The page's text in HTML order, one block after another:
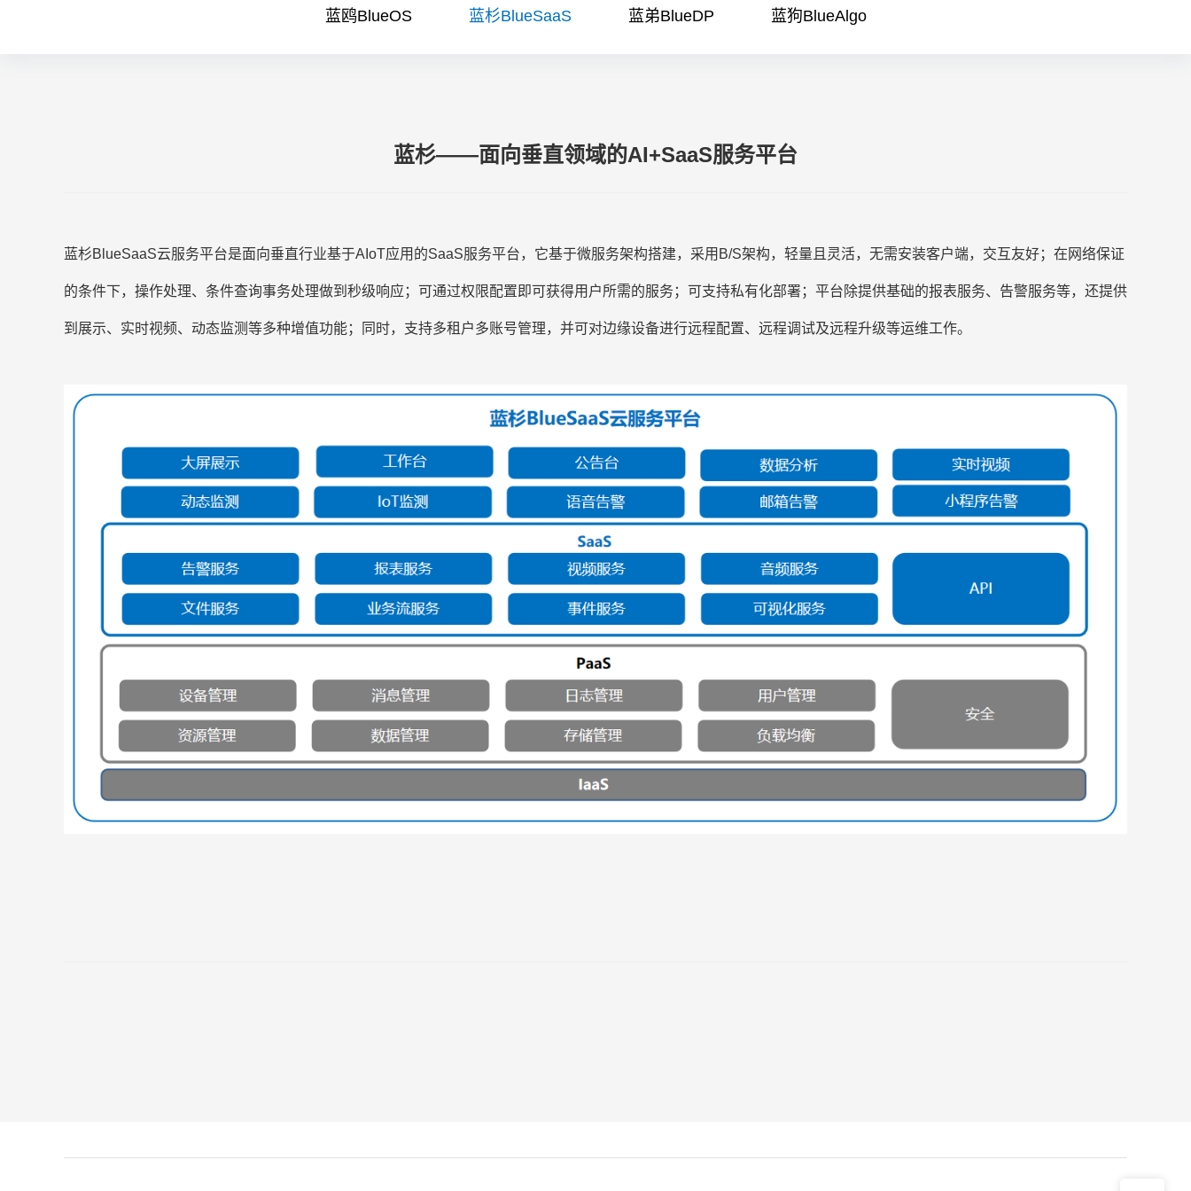
蓝鸥BlueOS 蓝杉BlueSaaS 蓝弟BlueDP 蓝狗BlueAlgo
蓝杉——面向垂直领域的AI+SaaS服务平台
蓝杉BlueSaaS云服务平台是面向垂直行业基于AIoT应用的SaaS服务平台，它基于微服务架构搭建，采用B/S架构，轻量且灵活，无需安装客户端，交互友好；在网络保证
的条件下，操作处理、条件查询事务处理做到秒级响应；可通过权限配置即可获得用户所需的服务；可支持私有化部署；平台除提供基础的报表服务、告警服务等，还提供
到展示、实时视频、动态监测等多种增值功能；同时，支持多租户多账号管理，并可对边缘设备进行远程配置、远程调试及远程升级等运维工作。